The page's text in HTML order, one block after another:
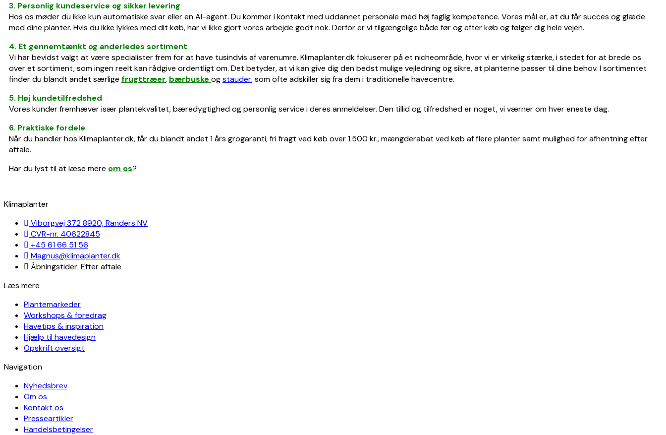
3. Personlig kundeservice og sikker levering
Hos os møder du ikke kun automatiske svar eller en AI-agent. Du kommer i kontakt med uddannet personale med høj faglig kompetence. Vores mål er, at du får succes og glæde
med dine planter. Hvis du ikke lykkes med dit køb, har vi ikke gjort vores arbejde godt nok. Derfor er vi tilgængelige både før og efter køb og følger dig hele vejen.
4. Et gennemtænkt og anderledes sortiment
Vi har bevidst valgt at være specialister frem for at have tusindvis af varenumre. Klimaplanter.dk fokuserer på et nicheområde, hvor vi er virkelig stærke, i stedet for at brede os
over et sortiment, som ingen reelt kan rådgive ordentligt om. Det betyder, at vi kan give dig den bedst mulige vejledning og sikre, at planterne passer til dine behov. I sortimentet
finder du blandt andet særlige frugttræer, bærbuske ogstauder, som ofte adskiller sig fra dem i traditionelle havecentre.
5. Høj kundetilfredshed
Vores kunder fremhæver især plantekvalitet, bæredygtighed og personlig service i deres anmeldelser. Den tillid og tilfredshed er noget, vi værner om hver eneste dag.
6. Praktiske fordele
Når du handler hos Klimaplanter.dk, får du blandt andet 1 års grogaranti, fri fragt ved køb over 1.500 kr., mængderabat ved køb af flere planter samt mulighed for afhentning efter
aftale.
Har du lyst til at læse mere om os?
Klimaplanter
Viborgvej 372 8920, Randers NV
CVR-nr. 40622845
+45 61 66 51 56
Magnus@klimaplanter.dk
Åbningstider: Efter aftale
Læs mere
Plantemarkeder
Workshops & foredrag
Havetips & inspiration
Hjælp til havedesign
Opskrift oversigt
Navigation
Nyhedsbrev
Om os
Kontakt os
Presseartikler
Handelsbetingelser